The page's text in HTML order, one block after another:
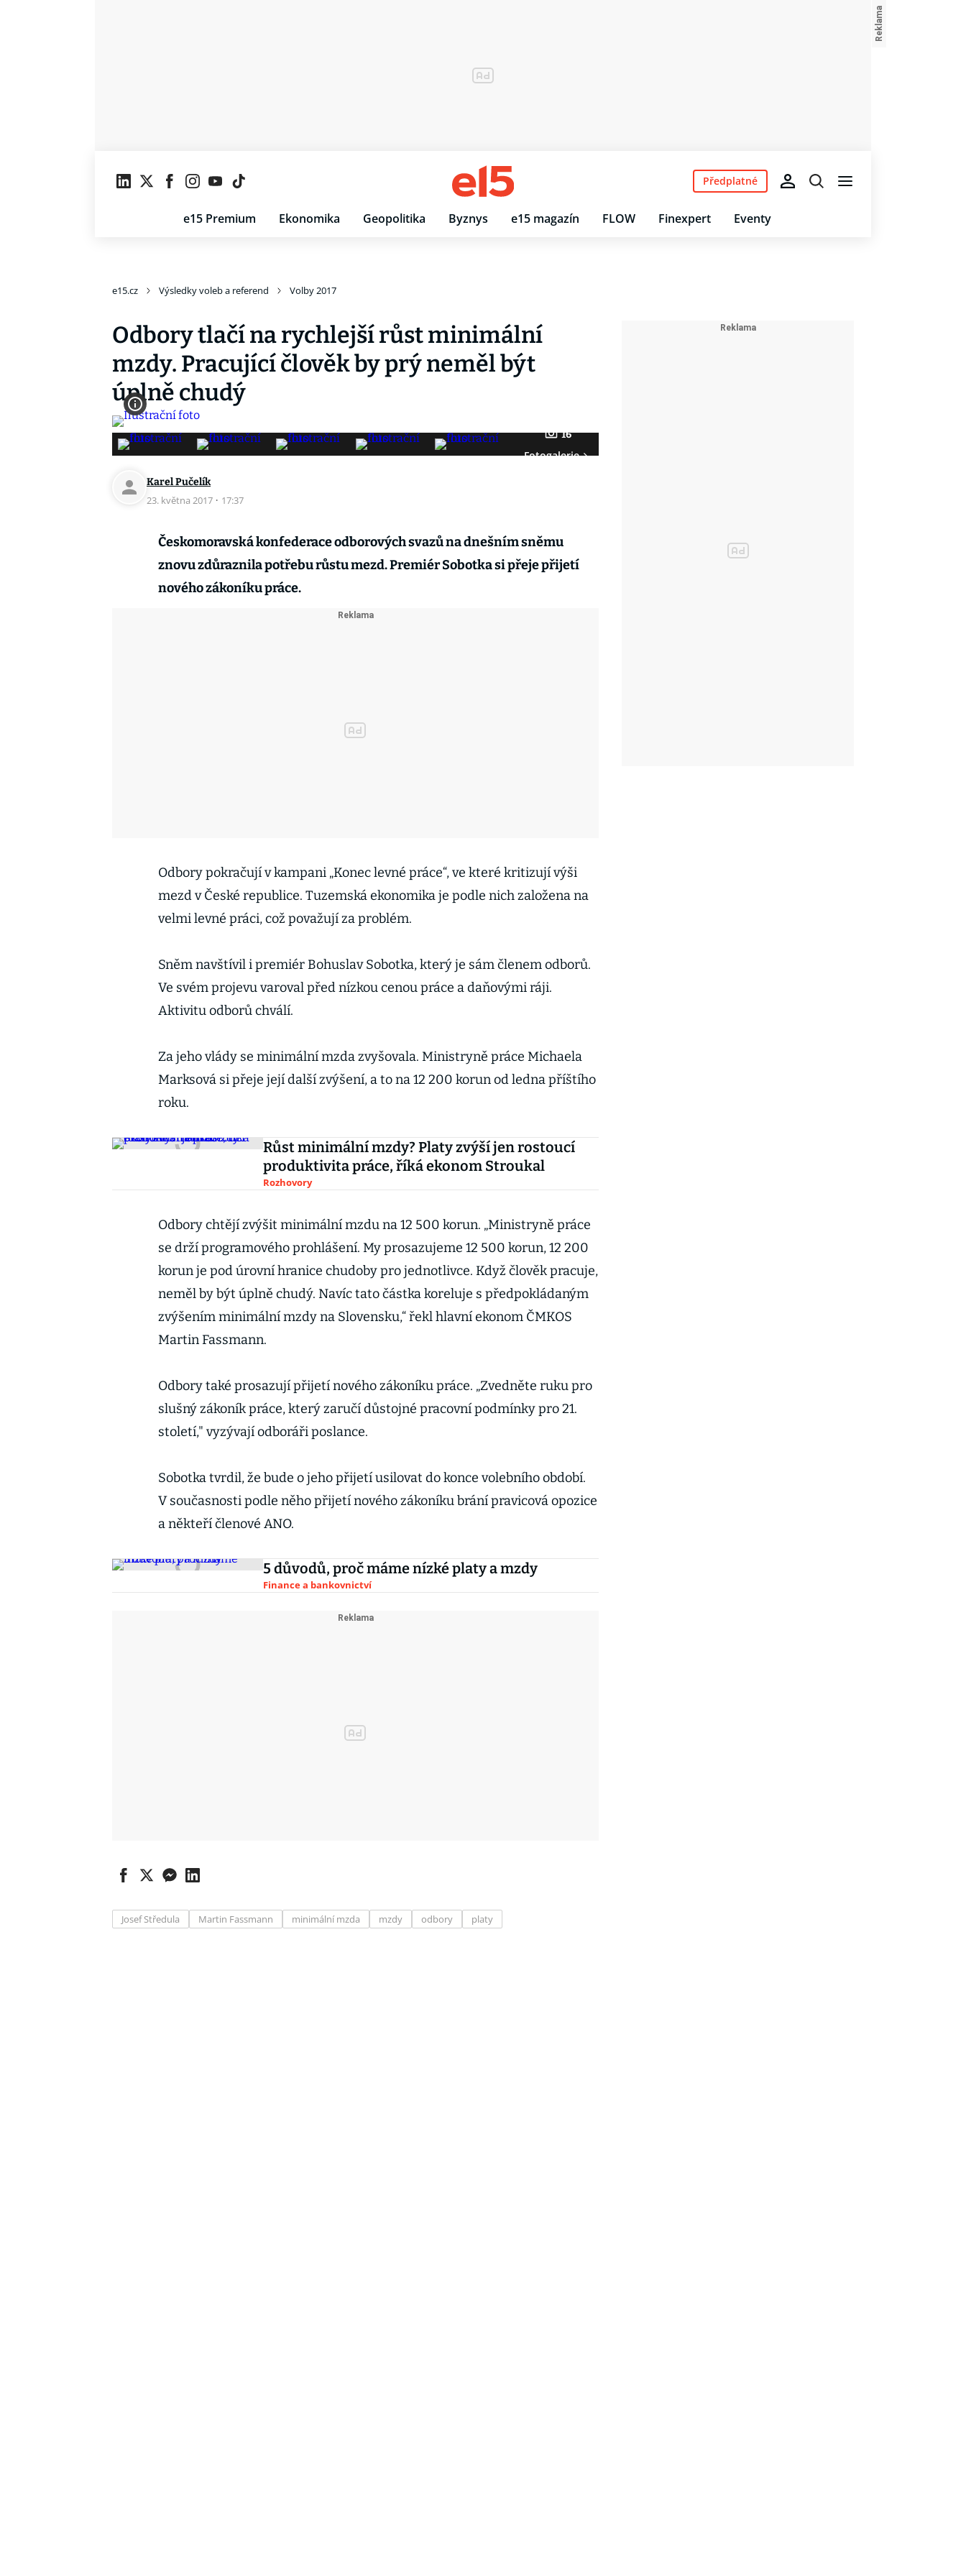
e15 Premium Ekonomika Geopolitika Byznys e15 magazín FLOW Finexpert Eventy
Předplatné
e15.cz Výsledky voleb a referend Volby 2017
Odbory tlačí na rychlejší růst minimální
mzdy. Pracující člověk by prý neměl být
úplně chudý
16
Fotogalerie
Karel Pučelík
23. května 2017 · 17:37
Českomoravská konfederace odborových svazů na dnešním sněmu
znovu zdůraznila potřebu růstu mezd. Premiér Sobotka si přeje přijetí
nového zákoníku práce.
Odbory pokračují v kampani „Konec levné práce“, ve které kritizují výši
mezd v České republice. Tuzemská ekonomika je podle nich založena na
velmi levné práci, což považují za problém.
Sněm navštívil i premiér Bohuslav Sobotka, který je sám členem odborů.
Ve svém projevu varoval před nízkou cenou práce a daňovými ráji.
Aktivitu odborů chválí.
Za jeho vlády se minimální mzda zvyšovala. Ministryně práce Michaela
Marksová si přeje její další zvýšení, a to na 12 200 korun od ledna příštího
roku.
Růst minimální mzdy? Platy zvýší jen rostoucí
produktivita práce, říká ekonom Stroukal
Rozhovory
Odbory chtějí zvýšit minimální mzdu na 12 500 korun. „Ministryně práce
se drží programového prohlášení. My prosazujeme 12 500 korun, 12 200
korun je pod úrovní hranice chudoby pro jednotlivce. Když člověk pracuje,
neměl by být úplně chudý. Navíc tato částka koreluje s předpokládaným
zvýšením minimální mzdy na Slovensku,“ řekl hlavní ekonom ČMKOS
Martin Fassmann.
Odbory také prosazují přijetí nového zákoníku práce. „Zvedněte ruku pro
slušný zákoník práce, který zaručí důstojné pracovní podmínky pro 21.
století," vyzývají odboráři poslance.
Sobotka tvrdil, že bude o jeho přijetí usilovat do konce volebního období.
V současnosti podle něho přijetí nového zákoníku brání pravicová opozice
a někteří členové ANO.
5 důvodů, proč máme nízké platy a mzdy
Finance a bankovnictví
Josef Středula Martin Fassmann minimální mzda mzdy odbory platy